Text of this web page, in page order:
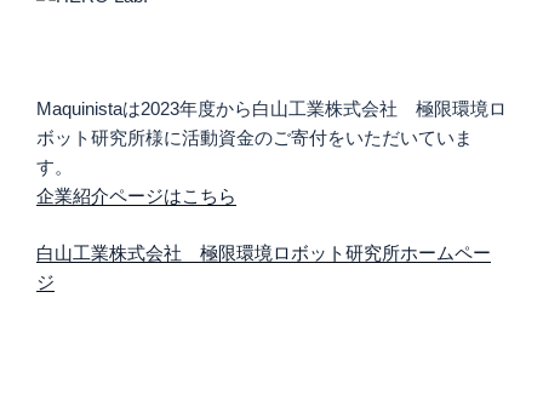
Maquinistaは2023年度から白山工業株式会社 極限環境ロ
ボット研究所様に活動資金のご寄付をいただいていま
す。
企業紹介ページはこちら
白山工業株式会社 極限環境ロボット研究所ホームペー
ジ